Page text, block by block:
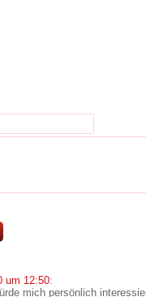
um 12:50:
mich persönlich